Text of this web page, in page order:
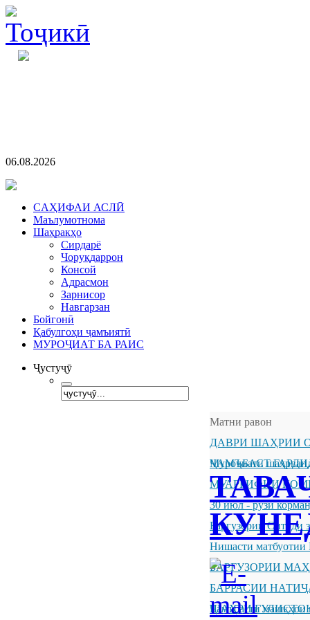
06.08.2026
CАҲИФАИ АСЛӢ
Маълумотнома
Шаҳракҳо
Сирдарё
Чоруқдаррон
Консой
Адрасмон
Зарнисор
Навгарзан
Бойгонӣ
Қабулгоҳи ҷамъиятӣ
МУРОҶИАТ БА РАИС
Ҷустуҷӯ
Матни равон
ДАВРИ ШАҲРИИ
ҶАМЪБАСТ
Муроҷиати
МУАРРИФИИ
30 июл - рӯзи
Баргузории Ситоди
Нишасти матбуотии
БАРГУЗОРИИ
БАРРАСИИ
ШАҲРИ
Ҷамъбасти машқҳои